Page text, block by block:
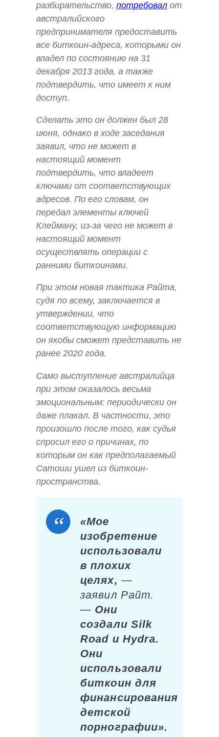
разбирательство, потребовал от
австралийского
предпринимателя предоставить
все биткоин-адреса, которыми он
владел по состоянию на 31
декабря 2013 года, а также
подтвердить, что имеет к ним
доступ.
Сделать это он должен был 28
июня, однако в ходе заседания
заявил, что не может в
настоящий момент
подтвердить, что владеет
ключами от соответствующих
адресов. По его словам, он
передал элементы ключей
Клейману, из-за чего не может в
настоящий момент
осуществлять операции с
ранними биткоинами.
При этом новая тактика Райта,
судя по всему, заключается в
утверждении, что
соответствующую информацию
он якобы сможет представить не
ранее 2020 года.
Само выступление австралийца
при этом оказалось весьма
эмоциональным: периодически он
даже плакал. В частности, это
произошло после того, как судья
спросил его о причинах, по
которым он как предполагаемый
Сатоши ушел из биткоин-
пространства.
«Мое
изобретение
использовали
в плохих
целях, —
заявил Райт.
— Они
создали Silk
Road и Hydra.
Они
использовали
биткоин для
финансирования
детской
порнографии».